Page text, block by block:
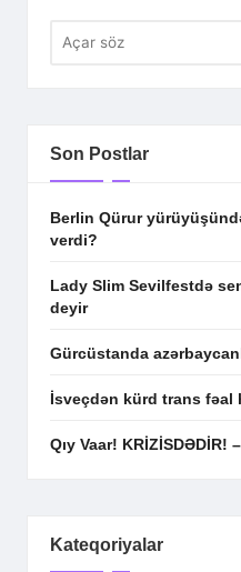
Son Postlar
Berlin Qürur
verdi?
Lady Slim Sevilfestdə
deyir
Gürcüstanda
İsveçdən kürd trans fəal
Qıy Vaar! KRİZİSDƏDİR!
Kateqoriyalar